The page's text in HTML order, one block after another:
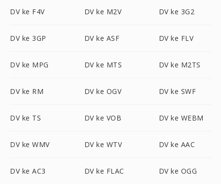
DV ke F4V DV ke M2V DV ke 3G2
DV ke 3GP DV ke ASF DV ke FLV
DV ke MPG DV ke MTS DV ke M2TS
DV ke RM DV ke OGV DV ke SWF
DV ke TS DV ke VOB DV ke WEBM
DV ke WMV DV ke WTV DV ke AAC
DV ke AC3 DV ke FLAC DV ke OGG